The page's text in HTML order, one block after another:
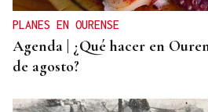
PLANES EN OURENSE
Agenda | ¿Qué hacer en
de agosto?